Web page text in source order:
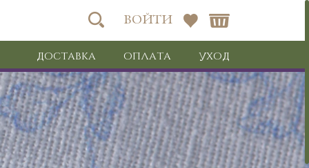
ВОЙТИ
ДОСТАВКА ОПЛАТА УХОД